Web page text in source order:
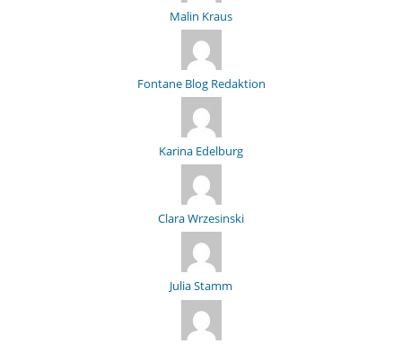
Malin Kraus
Fontane Blog Redaktion
Karina Edelburg
Clara Wrzesinski
Julia Stamm